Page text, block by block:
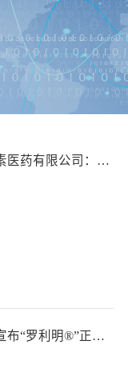
深圳市罗素医药有限公司：立足中国，链接全球，专注高性价比药品
罗素医药宣布“罗利明®”正式在中国上市 助力眼底外科精准手术发展